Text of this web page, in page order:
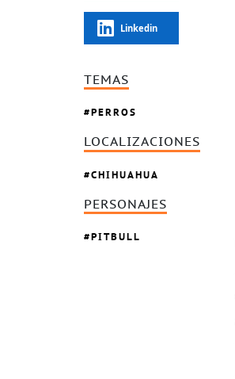
Linkedin
TEMAS
PERROS
LOCALIZACIONES
CHIHUAHUA
PERSONAJES
PITBULL